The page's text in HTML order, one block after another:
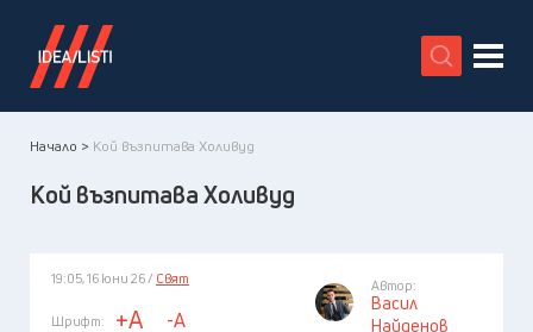
X
Начало > Кой възпитава Холивуд
Кой възпитава Холивуд
19:05, 16 юни 26 / Свят
Шрифт: +A -A
Автор:
Васил
Найденов